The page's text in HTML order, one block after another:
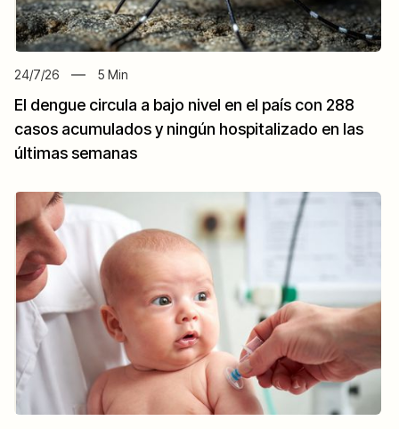
24/7/26 5 Min
El dengue circula a bajo nivel en el país con 288
casos acumulados y ningún hospitalizado en las
últimas semanas